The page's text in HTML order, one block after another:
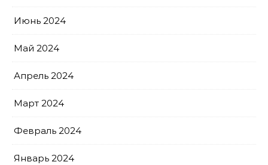
Июнь 2024
Май 2024
Апрель 2024
Март 2024
Февраль 2024
Январь 2024